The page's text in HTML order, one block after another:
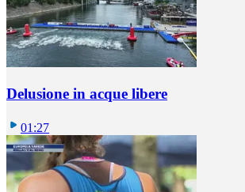
Delusione in acque libere
01:27